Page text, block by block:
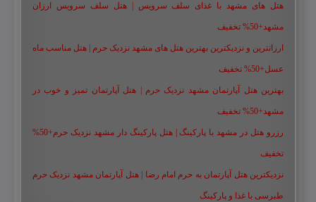
هتل های مشهد با غذای سلف سرویس | هتل سلف سرویس ارزان
مشهد+50% تخفیف
ارزانترین و نزدیکترین بهترین هتل های مشهد نزدیک حرم | هتل مناسب ماه
عسل+50% تخفیف
بهترین هتل آپارتمان مشهد نزدیک حرم | هتل آپارتمان تمیز و خوب در
مشهد+50% تخفیف
رزرو هتل در مشهد با پارکینگ | هتل پارکینگ دار مشهد نزدیک حرم+50%
تخفیف
نزدیکترین هتل آپارتمان به حرم امام رضا | هتل آپارتمان مشهد نزدیک حرم
طبرسی با غذا و پارکینگ